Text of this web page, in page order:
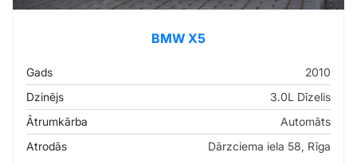
BMW X5
Gads
2010
Dzinējs
3.0L Dīzelis
Ātrumkārba
Automāts
Atrodās
Dārzciema iela 58, Rīga